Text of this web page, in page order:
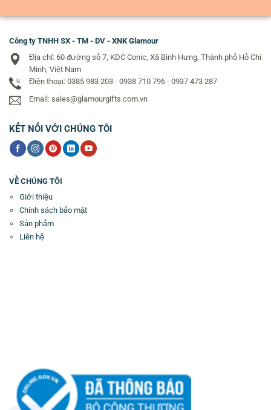
Công ty TNHH SX - TM - DV - XNK Glamour
Địa chỉ: 60 đường số 7, KDC Conic, Xã Bình Hưng, Thành phố Hồ Chí
Minh, Việt Nam
Điện thoại: 0385 983 203 - 0938 710 796 - 0937 473 287
Email: sales@glamourgifts.com.vn
KẾT NỐI VỚI CHÚNG TÔI
VỀ CHÚNG TÔI
Giới thiệu
Chính sách bảo mật
Sản phẩm
Liên hệ